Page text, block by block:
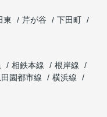
東 芹が谷
下田町
相鉄本線
根岸線
園都市線
横浜線